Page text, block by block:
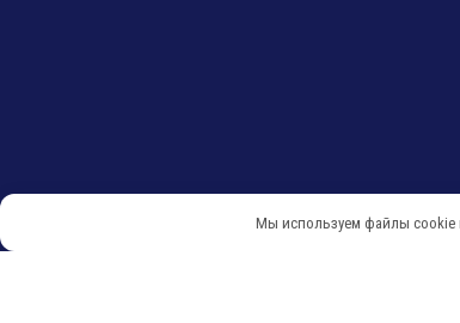
Мы используем файлы cookie